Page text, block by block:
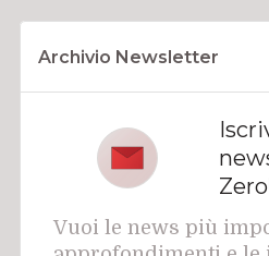
Archivio Newsletter
Vuoi le news più